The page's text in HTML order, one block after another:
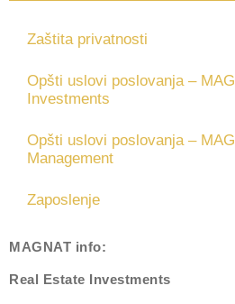
Zaštita privatnosti
Opšti uslovi poslovanja –
Investments
Opšti uslovi poslovanja –
Management
Zaposlenje
MAGNAT info:
Real Estate Investments